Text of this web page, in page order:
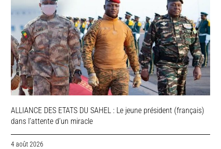
ALLIANCE DES ETATS DU SAHEL : Le jeune président (français)
dans l’attente d’un miracle
4 août 2026